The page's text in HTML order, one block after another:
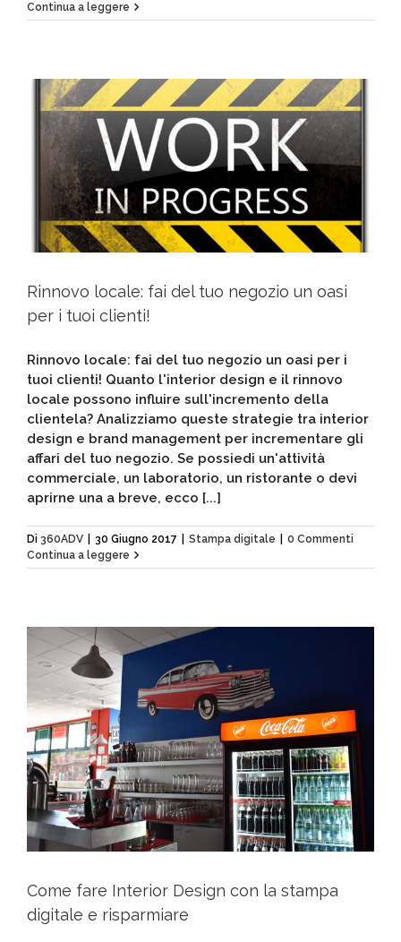
Continua a leggere
Rinnovo locale: fai del tuo negozio un oasi
per i tuoi clienti!
Rinnovo locale: fai del tuo negozio un oasi per i
tuoi clienti! Quanto l'interior design e il rinnovo
locale possono influire sull'incremento della
clientela? Analizziamo queste strategie tra interior
design e brand management per incrementare gli
affari del tuo negozio. Se possiedi un'attività
commerciale, un laboratorio, un ristorante o devi
aprirne una a breve, ecco [...]
Di 360ADV 30 Giugno 2017 Stampa digitale
0 Commenti
Continua a leggere
Come fare Interior Design con la stampa
digitale e risparmiare